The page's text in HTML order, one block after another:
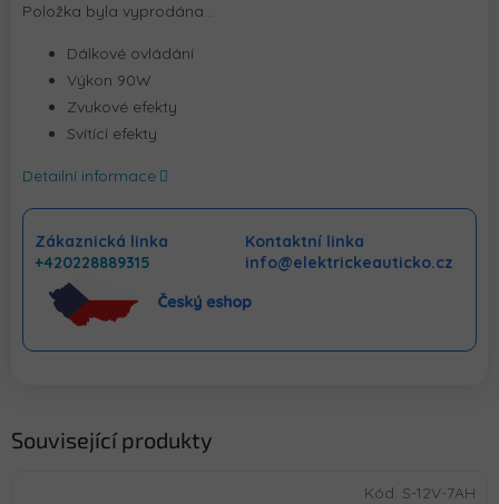
Položka byla vyprodána…
Dálkové ovládání
Výkon 90W
Zvukové efekty
Svítící efekty
Detailní informace
Zákaznická linka
+420228889315
Kontaktní linka
info@elektrickeauticko.cz
Související produkty
Kód: S-12V-7AH